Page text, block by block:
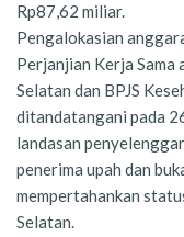
Rp87,62 miliar.
Pengalokasian
Perjanjian Kerja Sama
Selatan dan BPJS
ditandatangani pada
landasan
penerima upah dan
mempertahankan
Selatan.